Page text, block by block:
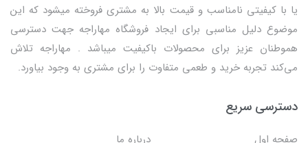
یا با کیفیتی نامناسب و قیمت بالا به مشتری فروخته میشود که این
موضوع دلیل مناسبی برای ایجاد فروشگاه مهاراجه جهت دسترسی
هموطنان عزیز برای محصولات باکیفیت میباشد . مهاراجه تلاش
می‌کند تجربه خرید و طعمی متفاوت را برای مشتری به وجود بیاورد.
دسترسی سریع
صفحه اول
درباره ما